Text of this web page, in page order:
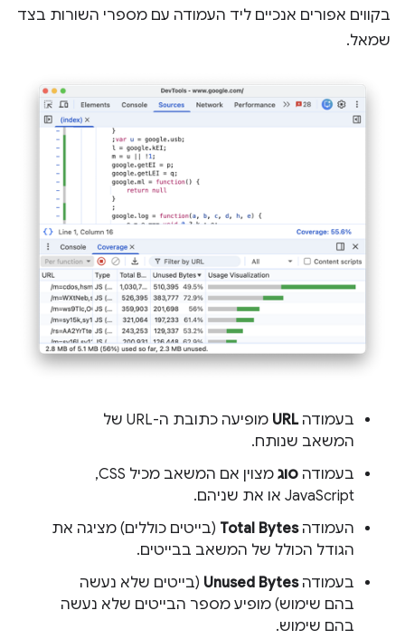
בקווים אפורים אנכיים ליד העמודה עם מספרי השורות בצד
שמאל.
בעמודהURL
מופיעה כתובת ה-URL של
המשאב שנותח.
בעמודה סוג
מצוין אם המשאב מכיל CSS,‏
JavaScript או את שניהם.
העמודהTotal Bytes (בייטים כוללים) מציגה את
הגודל הכולל של המשאב בבייטים.
בעמודהUnused Bytes (בייטים שלא נעשה
בהם שימוש) מופיע מספר הבייטים שלא נעשה
בהם שימוש.